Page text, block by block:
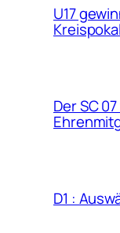
U17
Kreispokal
Der SC
D1 :